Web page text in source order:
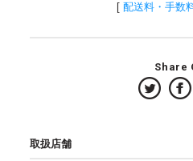
[ 配送料・手数
Share
取扱店舗